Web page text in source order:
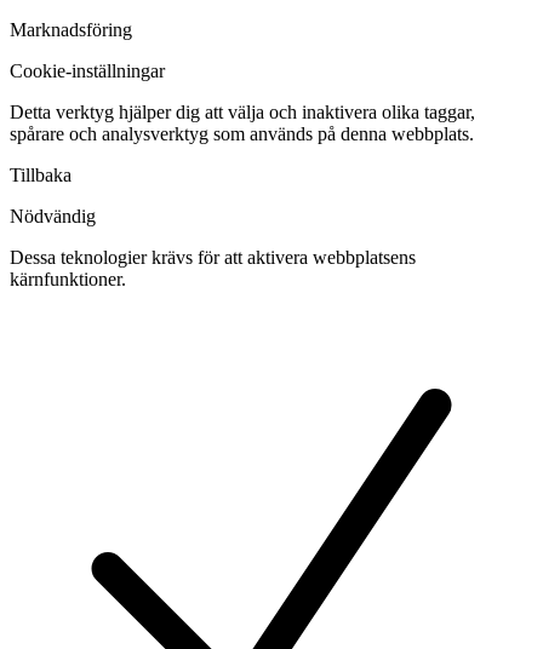
Marknadsföring
Cookie-inställningar
Detta verktyg hjälper dig att välja och inaktivera olika taggar,
spårare och analysverktyg som används på denna webbplats.
Tillbaka
Nödvändig
Dessa teknologier krävs för att aktivera webbplatsens
kärnfunktioner.